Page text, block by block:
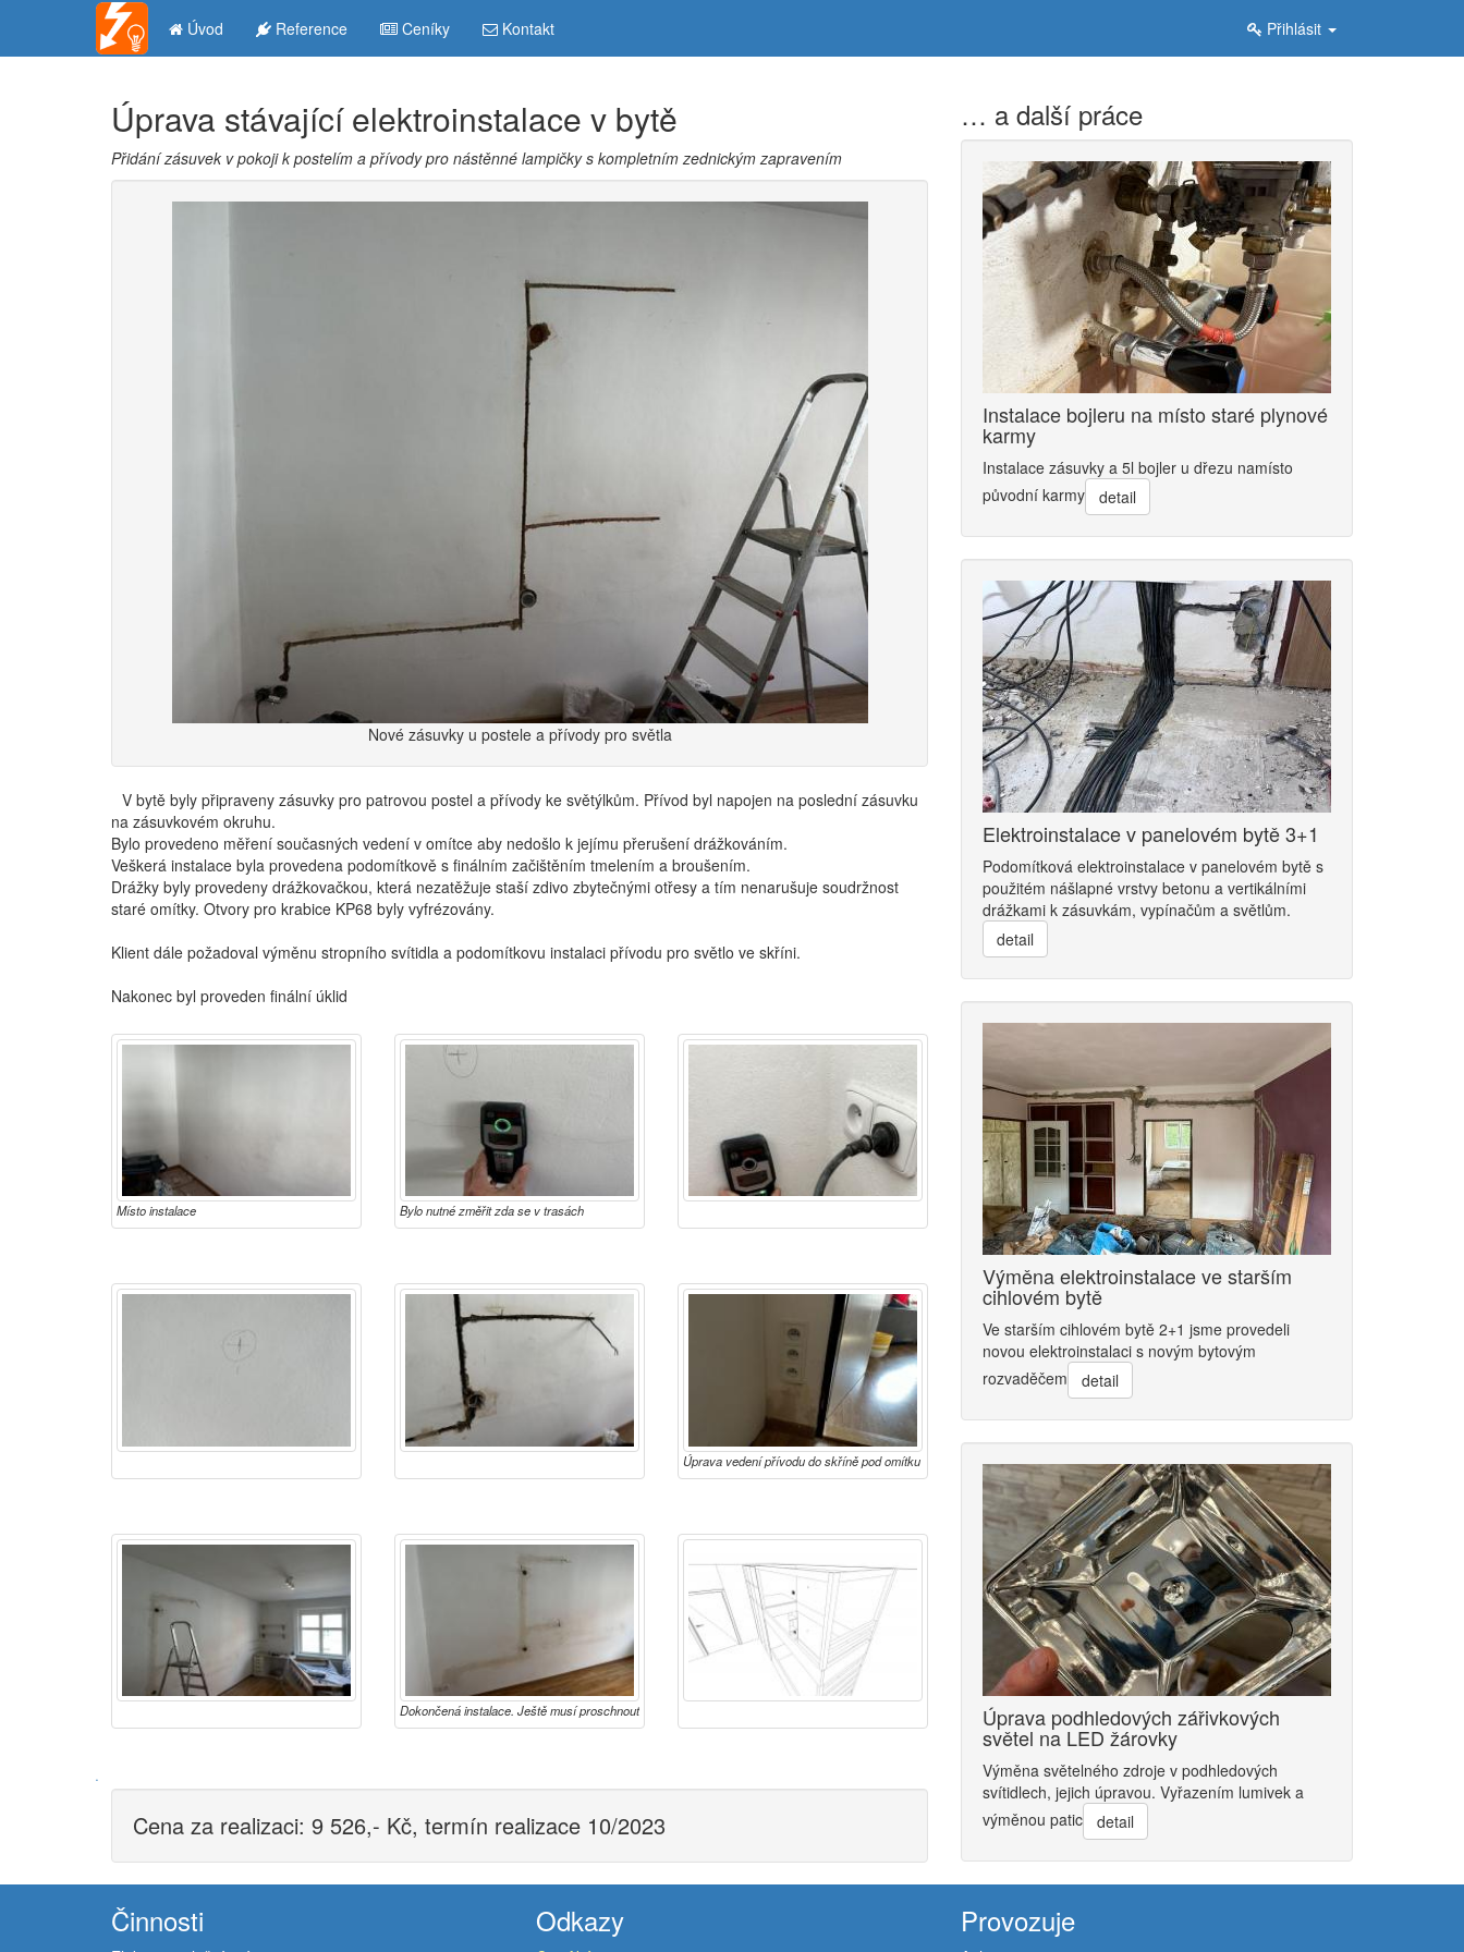
Úvod Reference Ceníky Kontakt Přihlásit
Úprava stávající elektroinstalace v bytě
Přidání zásuvek v pokoji k postelím a přívody pro nástěnné lampičky s kompletním zednickým zapravením
Nové zásuvky u postele a přívody pro světla
V bytě byly připraveny zásuvky pro patrovou postel a přívody ke světýlkům. Přívod byl napojen na poslední zásuvku
na zásuvkovém okruhu.
Bylo provedeno měření současných vedení v omítce aby nedošlo k jejímu přerušení drážkováním.
Veškerá instalace byla provedena podomítkově s finálním začištěním tmelením a broušením.
Drážky byly provedeny drážkovačkou, která nezatěžuje staší zdivo zbytečnými otřesy a tím nenarušuje soudržnost
staré omítky. Otvory pro krabice KP68 byly vyfrézovány.
Klient dále požadoval výměnu stropního svítidla a podomítkovu instalaci přívodu pro světlo ve skříni.
Nakonec byl proveden finální úklid
Místo instalace
Bylo nutné změřit zda se v trasách
neschovává původní vedení
Úprava vedení přívodu do skříně pod omítku
Dokončená instalace. Ještě musí proschnout
·
Cena za realizaci: 9 526,- Kč, termín realizace 10/2023
… a další práce
Instalace bojleru na místo staré plynové
karmy
Instalace zásuvky a 5l bojler u dřezu namísto
původní karmy
detail
Elektroinstalace v panelovém bytě 3+1
Podomítková elektroinstalace v panelovém bytě s
použitém nášlapné vrstvy betonu a vertikálními
drážkami k zásuvkám, vypínačům a světlům.
detail
Výměna elektroinstalace ve starším
cihlovém bytě
Ve starším cihlovém bytě 2+1 jsme provedeli
novou elektroinstalaci s novým bytovým
rozvaděčem
detail
Úprava podhledových zářivkových
světel na LED žárovky
Výměna světelného zdroje v podhledových
svítidlech, jejich úpravou. Vyřazením lumivek a
výměnou patic
detail
Činnosti Odkazy Provozuje